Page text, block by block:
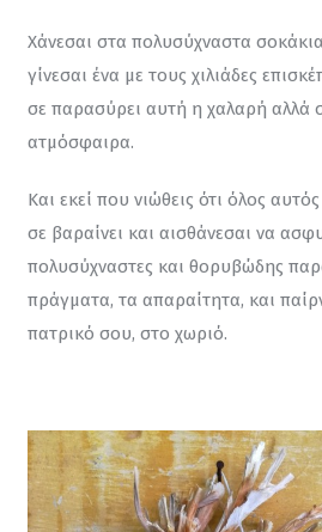
Χάνεσαι στα πολυσύχναστα
γίνεσαι ένα με τους χιλιάδες
σε παρασύρει αυτή η χαλαρή αλλά
ατμόσφαιρα.
Και εκεί που νιώθεις ότι όλος
σε βαραίνει και αισθάνεσαι να
πολυσύχναστες και θορυβώδης
πράγματα, τα απαραίτητα, και
πατρικό σου, στο χωριό.